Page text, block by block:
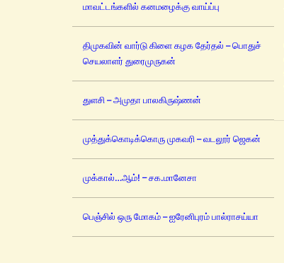
மாவட்டங்களில் கனமழைக்கு வாய்ப்பு
திமுகவின் வார்டு கிளை கழக தேர்தல் – பொதுச்
செயலாளர் துரைமுருகன்
துளசி – அமுதா பாலகிருஷ்ணன்
முத்துக்கொடிக்கொரு முகவரி – வடலூர் ஜெகன்
முக்கால்…ஆம்! – சக.மானேசா
பெஞ்சில் ஒரு மோகம் – ஐரேனிபுரம் பால்ராசய்யா